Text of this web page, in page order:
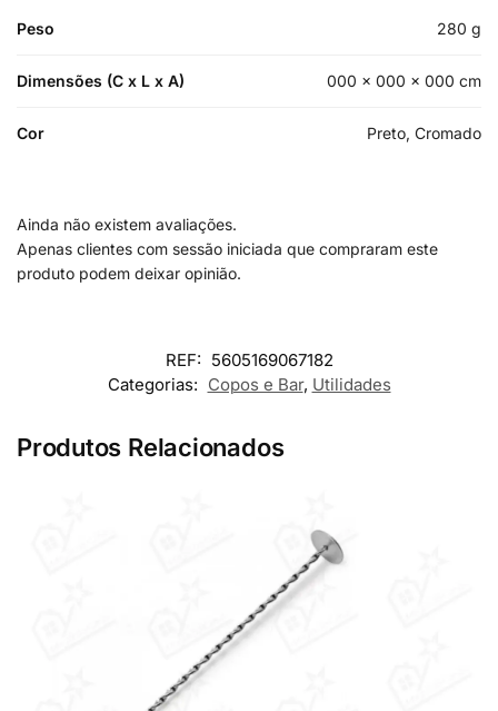
Peso 280 g
Dimensões (C x L x A) 000 × 000 × 000 cm
Cor Preto, Cromado
Ainda não existem avaliações.
Apenas clientes com sessão iniciada que compraram este
produto podem deixar opinião.
REF: 5605169067182
Categorias: Copos e Bar, Utilidades
Produtos Relacionados